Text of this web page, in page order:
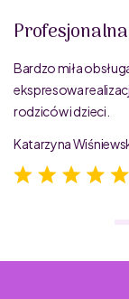
Bardzo miła
ekspresowa
rodziców i dzieci.
Katarzyna